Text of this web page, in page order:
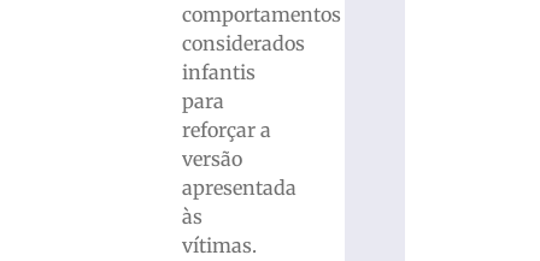
comportamentos
considerados
infantis
para
reforçar a
versão
apresentada
às
vítimas.